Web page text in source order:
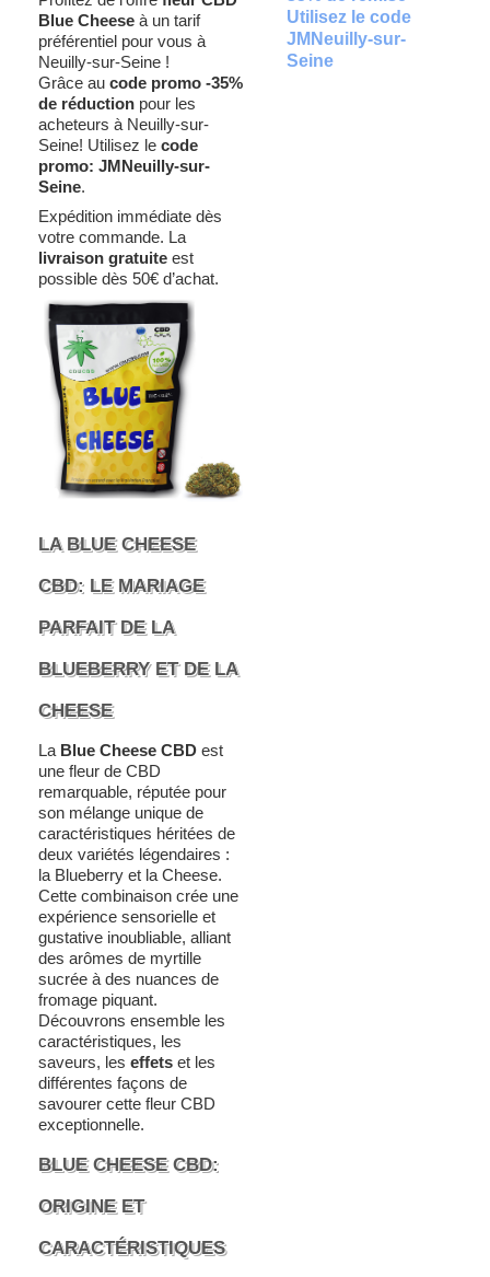
Blue Cheese à un tarif
préférentiel pour vous à
Neuilly-sur-Seine !
Grâce au code promo -35%
de réduction pour les
acheteurs à Neuilly-sur-
Seine! Utilisez le code
promo: JMNeuilly-sur-
Seine.
Expédition immédiate dès
votre commande. La
livraison gratuite est
possible dès 50€ d’achat.
LA BLUE CHEESE
CBD: LE MARIAGE
PARFAIT DE LA
BLUEBERRY ET DE LA
CHEESE
La Blue Cheese CBD est
une fleur de CBD
remarquable, réputée pour
son mélange unique de
caractéristiques héritées de
deux variétés légendaires :
la Blueberry et la Cheese.
Cette combinaison crée une
expérience sensorielle et
gustative inoubliable, alliant
des arômes de myrtille
sucrée à des nuances de
fromage piquant.
Découvrons ensemble les
caractéristiques, les
saveurs, les effets et les
différentes façons de
savourer cette fleur CBD
exceptionnelle.
BLUE CHEESE CBD:
ORIGINE ET
CARACTÉRISTIQUES
Utilisez le code
JMNeuilly-sur-
Seine